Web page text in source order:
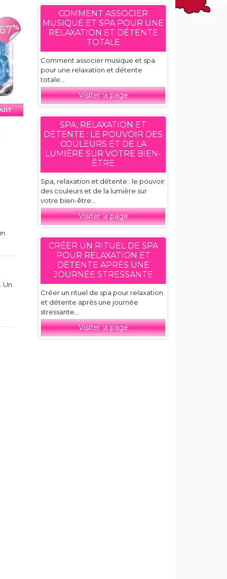
%
Un
COMMENT ASSOCIER
MUSIQUE ET SPA POUR UNE
RELAXATION ET DÉTENTE
TOTALE
Comment associer musique et spa
pour une relaxation et détente
totale...
Visiter la page
SPA, RELAXATION ET
DÉTENTE : LE POUVOIR DES
COULEURS ET DE LA
LUMIÈRE SUR VOTRE BIEN-
ÊTRE
Spa, relaxation et détente : le pouvoir
des couleurs et de la lumière sur
votre bien-être...
Visiter la page
CRÉER UN RITUEL DE SPA
POUR RELAXATION ET
DÉTENTE APRÈS UNE
JOURNÉE STRESSANTE
Créer un rituel de spa pour relaxation
et détente après une journée
stressante...
Visiter la page